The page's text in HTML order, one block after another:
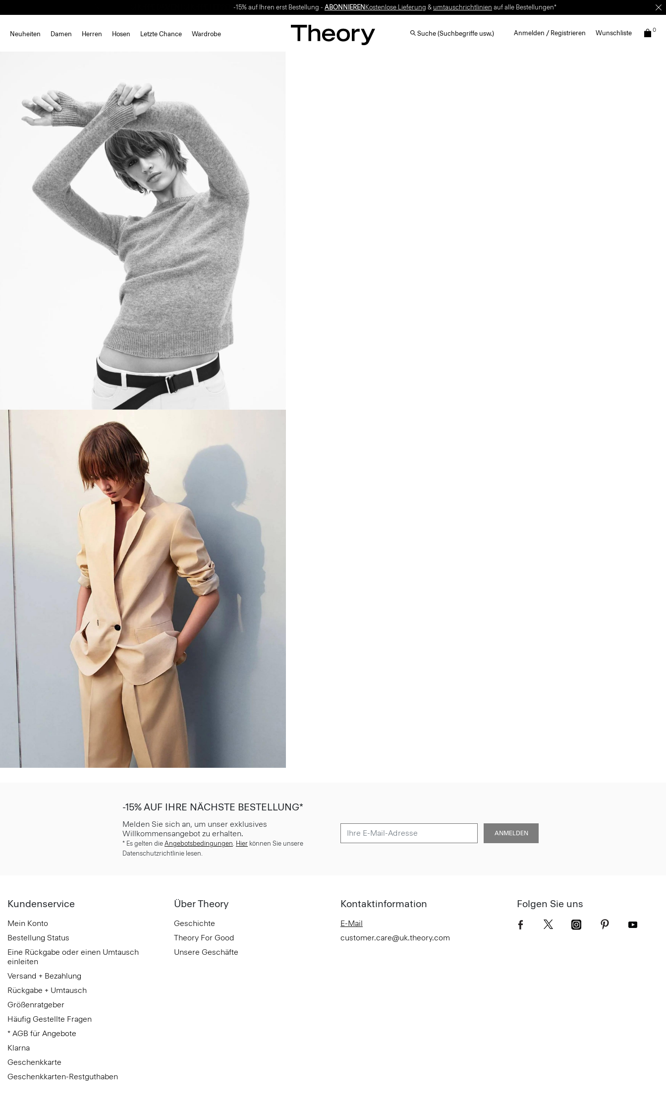
-15% auf Ihren erst Bestellung -ABONNIEREN
Neuheiten Damen Herren Hosen Letzte Chance Wardrobe Suche (Suchbegriffe usw.) Anmelden / Registrieren Wunschliste 0
-15% AUF IHRE NÄCHSTE BESTELLUNG*
Melden Sie sich an, um unser exklusives
Willkommensangebot zu erhalten.
* Es gelten die Angebotsbedingungen. Hier können Sie unsere
Datenschutzrichtlinie lesen.
ANMELDEN
Kundenservice
Mein Konto
Bestellung Status
Eine Rückgabe oder einen Umtausch
einleiten
Versand + Bezahlung
Rückgabe + Umtausch
Größenratgeber
Häufig Gestellte Fragen
* AGB für Angebote
Klarna
Geschenkkarte
Geschenkkarten-Restguthaben
Über Theory
Geschichte
Theory For Good
Unsere Geschäfte
Kontaktinformation
E-Mail
customer.care@uk.theory.com
Folgen Sie uns